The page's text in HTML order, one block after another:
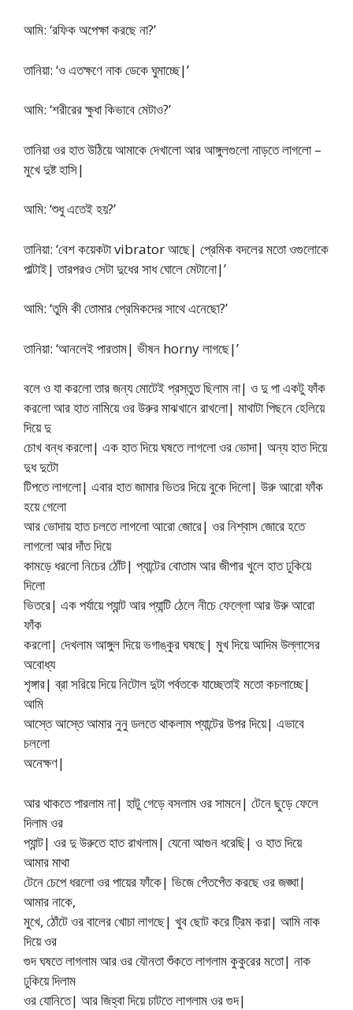
আমি: ‘রফিক অপেক্ষা করছে না?’
তানিয়া: ‘ও এতক্ষণে নাক ডেকে ঘুমাচ্ছে|’
আমি: ‘শরীরের ক্ষুধা কিভাবে মেটাও?’
তানিয়া ওর হাত উঠিয়ে আমাকে দেখালো আর আঙ্গুলগুলো নাড়তে লাগলো –
মুখে দুষ্ট হাসি|
আমি: ‘শুধু এতেই হয়?’
তানিয়া: ‘বেশ কয়েকটা vibrator আছে| প্রেমিক বদলের মতো ওগুলোকে
পাল্টাই| তারপরও সেটা দুধের সাধ ঘোলে মেটানো|’
আমি: ‘তুমি কী তোমার প্রেমিকদের সাথে এনেছো?’
তানিয়া: ‘আনলেই পারতাম| ভীষন horny লাগছে|’
বলে ও যা করলো তার জন্য মোটেই প্রস্তুত ছিলাম না| ও দু পা একটু ফাঁক
করলো আর হাত নামিয়ে ওর উরুর মাঝখানে রাখলো| মাথাটা পিছনে হেলিয়ে
দিয়ে দু
চোখ বন্ধ করলো| এক হাত দিয়ে ঘষতে লাগলো ওর ভোদা| অন্য হাত দিয়ে
দুধ দুটো
টিপতে লাগলো| এবার হাত জামার ভিতর দিয়ে বুকে দিলো| উরু আরো ফাঁক
হয়ে গেলো
আর ভোদায় হাত চলতে লাগলো আরো জোরে| ওর নিশ্বাস জোরে হতে
লাগলো আর দাঁত দিয়ে
কামড়ে ধরলো নিচের ঠোঁট| প্যান্টের বোতাম আর জীপার খুলে হাত ঢুকিয়ে
দিলো
ভিতরে| এক পর্যায়ে প্যান্ট আর প্যান্টি ঠেলে নীচে ফেল্লো আর উরু আরো
ফাঁক
করলো| দেখলাম আঙ্গুল দিয়ে ভগাঙ্কুর ঘষছে| মুখ দিয়ে আদিম উল্লাসের
অবোধ্য
শৃঙ্গার| ব্রা সরিয়ে দিয়ে নিটোল দুটা পর্বতকে যাচ্ছেতাই মতো কচলাচ্ছে|
আমি
আস্তে আস্তে আমার নুনু ডলতে থাকলাম প্যান্টের উপর দিয়ে| এভাবে
চললো
অনেক্ষণ|
আর থাকতে পারলাম না| হাটু গেড়ে বসলাম ওর সামনে| টেনে ছুড়ে ফেলে
দিলাম ওর
প্যান্ট| ওর দু উরুতে হাত রাখলাম| যেনো আগুন ধরেছি| ও হাত দিয়ে
আমার মাথা
টেনে চেপে ধরলো ওর পায়ের ফাঁকে| ভিজে পেঁতপেঁত করছে ওর জঙ্ঘা|
আমার নাকে,
মুখে, ঠোঁটে ওর বালের খোচা লাগছে| খুব ছোট করে ট্রিম করা| আমি নাক
দিয়ে ওর
গুদ ঘষতে লাগলাম আর ওর যৌনতা শুঁকতে লাগলাম কুকুরের মতো| নাক
ঢুকিয়ে দিলাম
ওর যোনিতে| আর জিহ্বা দিয়ে চাটতে লাগলাম ওর গুদ|